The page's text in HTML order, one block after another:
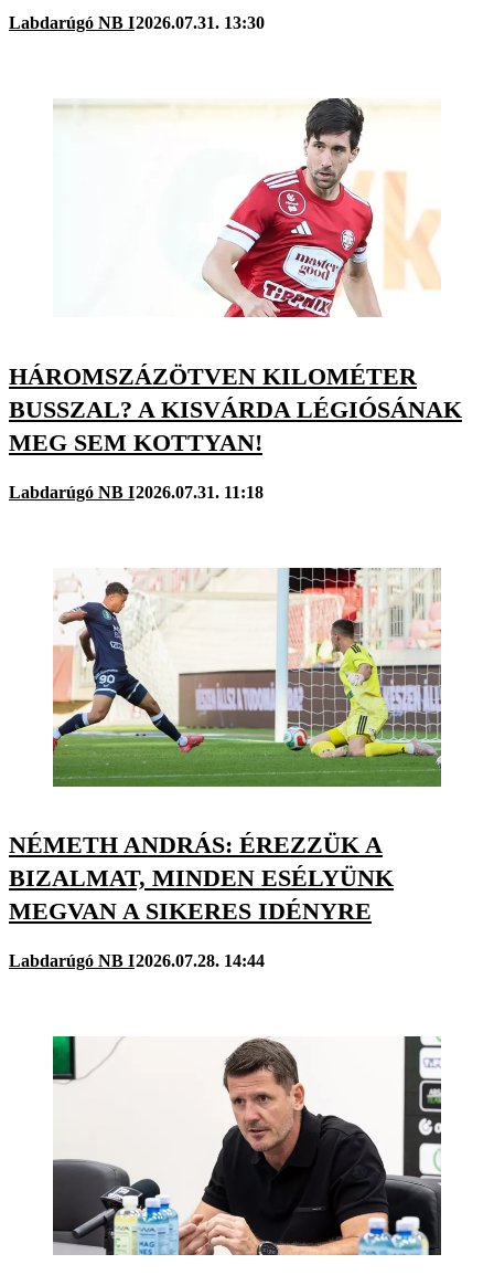
Labdarúgó NB I2026.07.31. 13:30
HÁROMSZÁZÖTVEN KILOMÉTER
BUSSZAL? A KISVÁRDA LÉGIÓSÁNAK
MEG SEM KOTTYAN!
Labdarúgó NB I2026.07.31. 11:18
NÉMETH ANDRÁS: ÉREZZÜK A
BIZALMAT, MINDEN ESÉLYÜNK
MEGVAN A SIKERES IDÉNYRE
Labdarúgó NB I2026.07.28. 14:44